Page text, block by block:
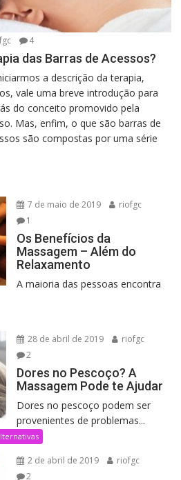
4
das Barras de Acessos?
a descrição da terapia,
vale uma breve introdução para
do conceito promovido pela
Mas, enfim, o que são barras de
são compostas por uma série
7 de maio de 2019
riofgc
1
Os Benefícios da
Massagem – Além do
Relaxamento
A maioria das pessoas encontra
28 de abril de 2019
riofgc
2
Dores no Pescoço? A
Massagem Pode te Ajudar
Dores no pescoço podem ser
provenientes de problemas...
2 de abril de 2019
riofgc
2